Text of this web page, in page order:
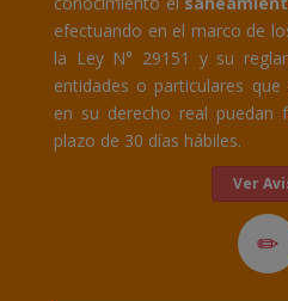
efectuando en el marco de
la Ley N° 29151 y su
entidades o particulares
en su derecho real puedan
plazo de 30 días hábiles.
Ver